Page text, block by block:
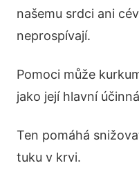
našemu srdci ani
neprospívají.
Pomoci může
jako její hlavní
Ten pomáhá
tuku v krvi.